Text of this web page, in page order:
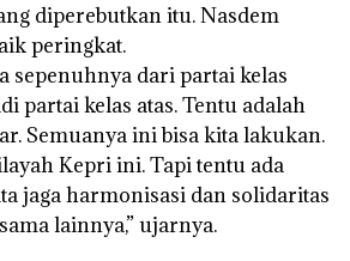
diperebutkan itu. Nasdem
peringkat.
sepenuhnya dari partai kelas
partai kelas atas. Tentu adalah
Semuanya ini bisa kita lakukan.
Kepri ini. Tapi tentu ada
jaga harmonisasi dan solidaritas
lainnya,” ujarnya.